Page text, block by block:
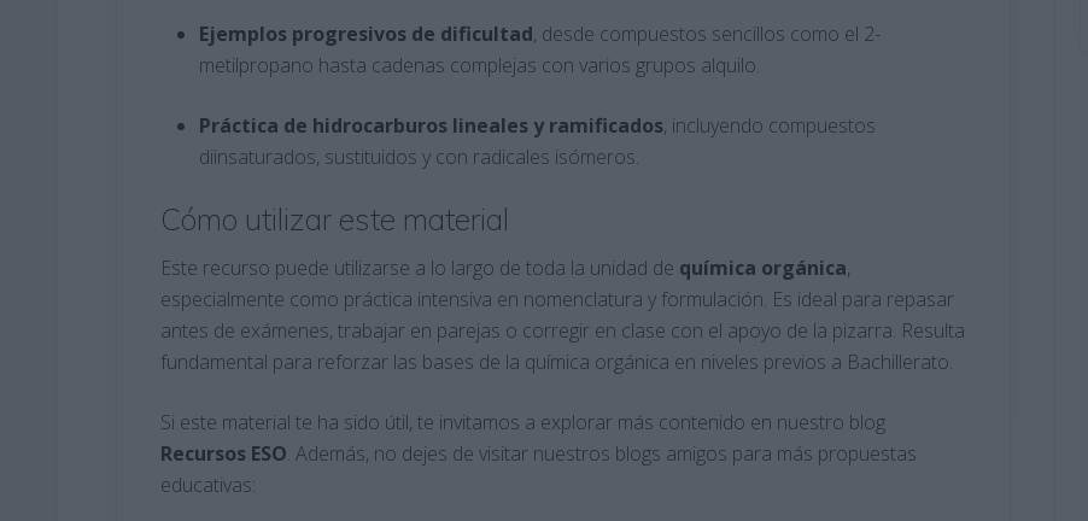
Ejemplos progresivos de dificultad, desde compuestos sencillos como el 2-
metilpropano hasta cadenas complejas con varios grupos alquilo.
Práctica de hidrocarburos lineales y ramificados, incluyendo compuestos
diinsaturados, sustituidos y con radicales isómeros.
Cómo utilizar este material
Este recurso puede utilizarse a lo largo de toda la unidad de química orgánica,
especialmente como práctica intensiva en nomenclatura y formulación. Es ideal para repasar
antes de exámenes, trabajar en parejas o corregir en clase con el apoyo de la pizarra. Resulta
fundamental para reforzar las bases de la química orgánica en niveles previos a Bachillerato.
Si este material te ha sido útil, te invitamos a explorar más contenido en nuestro blog
Recursos ESO. Además, no dejes de visitar nuestros blogs amigos para más propuestas
educativas: